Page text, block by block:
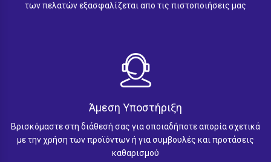
των πελατών εξασφαλίζεται απο τις πιστοποιήσεις μας
Άμεση Υποστήριξη
Βρισκόμαστε στη διάθεσή σας για οποιαδήποτε απορία σχετικά
με την χρήση των προϊόντων ή για συμβουλές και προτάσεις
καθαρισμού